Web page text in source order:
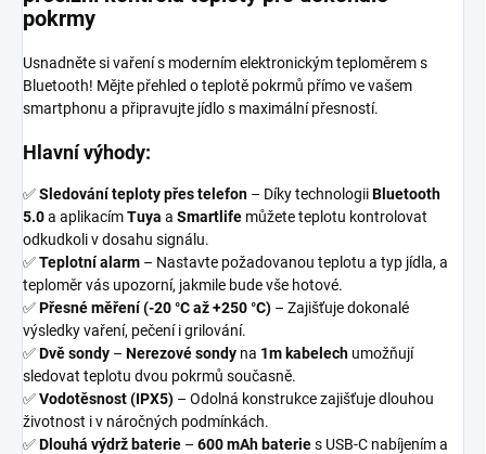
pokrmy
Usnadněte si vaření s moderním elektronickým teploměrem s
Bluetooth! Mějte přehled o teplotě pokrmů přímo ve vašem
smartphonu a připravujte jídlo s maximální přesností.
Hlavní výhody:
✅Sledování teploty přes telefon – Díky technologiiBluetooth
5.0a aplikacímTuya a Smartlife můžete teplotu kontrolovat
odkudkoli v dosahu signálu.
✅Teplotní alarm – Nastavte požadovanou teplotu a typ jídla, a
teploměr vás upozorní, jakmile bude vše hotové.
✅Přesné měření (-20 °C až +250 °C) – Zajišťuje dokonalé
výsledky vaření, pečení i grilování.
✅Dvě sondy – Nerezové sondy na 1m kabelech umožňují
sledovat teplotu dvou pokrmů současně.
✅Vodotěsnost (IPX5) – Odolná konstrukce zajišťuje dlouhou
životnost i v náročných podmínkách.
✅Dlouhá výdrž baterie – 600 mAh bateries USB-C nabíjením a